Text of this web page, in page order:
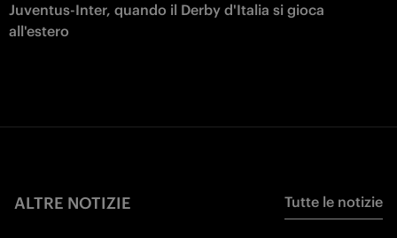
Juventus-Inter, quando il Derby d'Italia si gioca
all'estero
ALTRE NOTIZIE Tutte le notizie